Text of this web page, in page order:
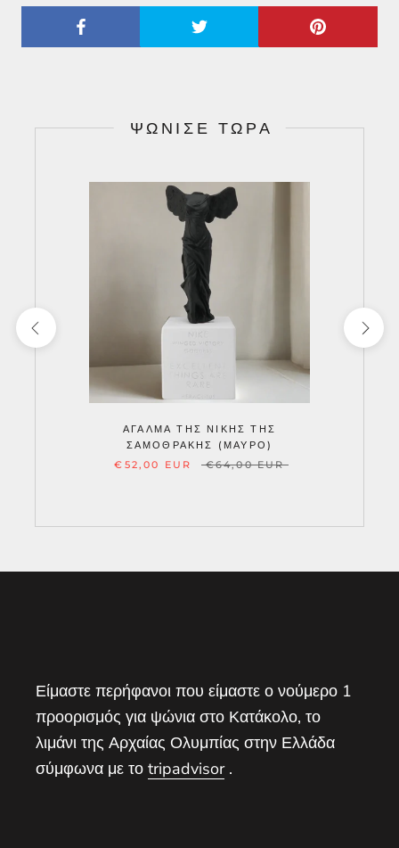
ΨΏΝΙΣΕ ΤΏΡΑ
ΆΓΑΛΜΑ ΤΗΣ ΝΊΚΗΣ ΤΗΣ
ΣΑΜΟΘΡΆΚΗΣ (ΜΑΎΡΟ)
€52,00 EUR
€64,00 EUR
Είμαστε περήφανοι που είμαστε ο νούμερο 1
προορισμός για ψώνια στο Κατάκολο, το
λιμάνι της Αρχαίας Ολυμπίας στην Ελλάδα
σύμφωνα με το tripadvisor.